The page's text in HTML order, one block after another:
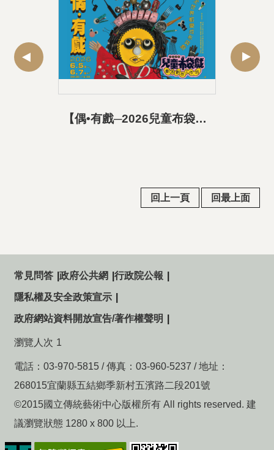
【偶•有戲─2026兒童布袋戲劇本創作工作坊】活動精華
回上一頁 回最上面
常見問答 政府公共網 行政院公報
隱私權及安全政策宣示
政府網站資料開放宣告/著作權聲明
瀏覽人次 1
電話：03-970-5815 / 傳真：03-960-5237 / 地址：
268015宜蘭縣五結鄉季新村五濱路二段201號
©2015國立傳統藝術中心版權所有 All rights reserved. 建
議瀏覽狀態 1280 x 800 以上.